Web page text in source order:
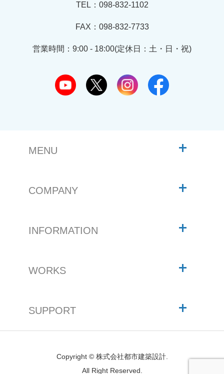
TEL：098-832-1102
FAX：098-832-7733
営業時間：9:00 - 18:00(定休日：土・日・祝)
MENU
COMPANY
INFORMATION
WORKS
SUPPORT
Copyright © 株式会社都市建築設計.
All Right Reserved.